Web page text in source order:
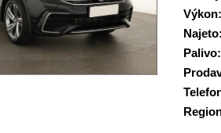
Výkon:
Najeto:
Palivo: